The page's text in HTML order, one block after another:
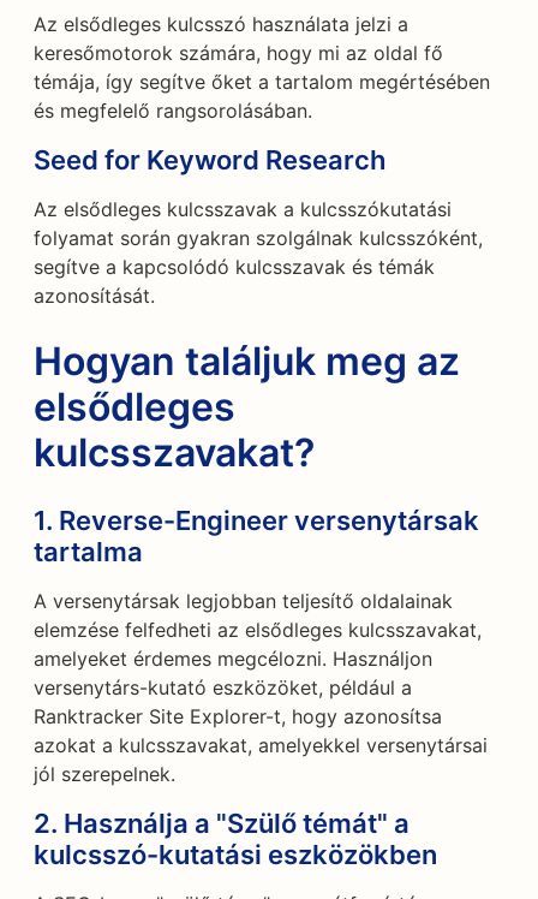
Az elsődleges kulcsszó használata jelzi a
keresőmotorok számára, hogy mi az oldal fő
témája, így segítve őket a tartalom megértésében
és megfelelő rangsorolásában.
Seed for Keyword Research
Az elsődleges kulcsszavak a kulcsszókutatási
folyamat során gyakran szolgálnak kulcsszóként,
segítve a kapcsolódó kulcsszavak és témák
azonosítását.
Hogyan találjuk meg az
elsődleges
kulcsszavakat?
1. Reverse-Engineer versenytársak
tartalma
A versenytársak legjobban teljesítő oldalainak
elemzése felfedheti az elsődleges kulcsszavakat,
amelyeket érdemes megcélozni. Használjon
versenytárs-kutató eszközöket, például a
Ranktracker Site Explorer-t, hogy azonosítsa
azokat a kulcsszavakat, amelyekkel versenytársai
jól szerepelnek.
2. Használja a "Szülő témát" a
kulcsszó-kutatási eszközökben